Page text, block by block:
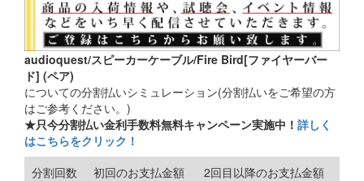
audioquest/スピーカーケーブル/Fire Bird[ファイヤーバー
ド] (ペア)
についての分割払いシミュレーション(分割払いをご希望の方
はご参考ください。)
★只今分割払い金利手数料無料キャンペーン実施中！ 詳しく
はこちらをクリック！
分割回数
初回のお支払金額
2回目以降のお支払金額